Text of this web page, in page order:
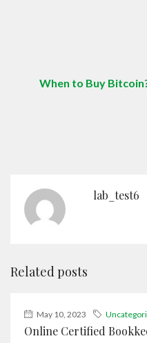
When to Buy
lab_test6
Related posts
May 10, 2023
Online Certified